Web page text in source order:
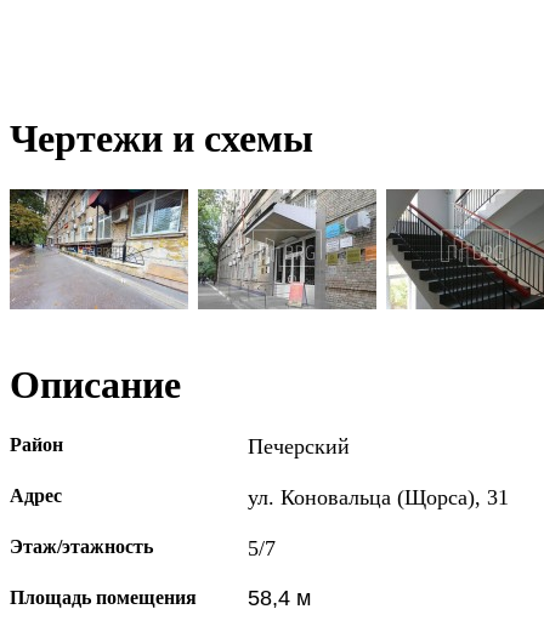
Чертежи и схемы
Описание
Район Печерский
Адрес ул. Коновальца (Щорса), 31
Этаж/этажность 5/7
Площадь помещения 58,4 м